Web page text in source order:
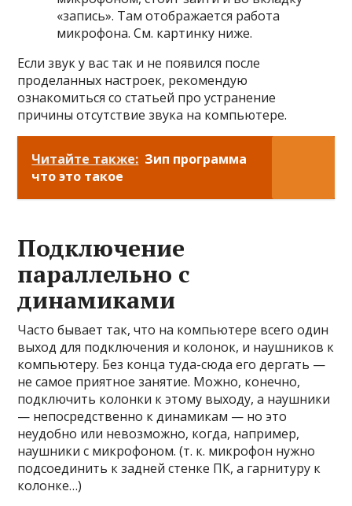
«запись». Там отображается работа
микрофона. См. картинку ниже.
Если звук у вас так и не появился после
проделанных настроек, рекомендую
ознакомиться со статьей про устранение
причины отсутствие звука на компьютере.
Читайте также: Зип программа
что это такое
Подключение
параллельно с
динамиками
Часто бывает так, что на компьютере всего один
выход для подключения и колонок, и наушников к
компьютеру. Без конца туда-сюда его дергать —
не самое приятное занятие. Можно, конечно,
подключить колонки к этому выходу, а наушники
— непосредственно к динамикам — но это
неудобно или невозможно, когда, например,
наушники с микрофоном. (т. к. микрофон нужно
подсоединить к задней стенке ПК, а гарнитуру к
колонке…)